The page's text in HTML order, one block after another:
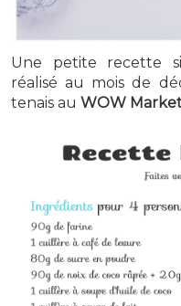
Une petite recette
réalisé au mois de
tenais au WOW